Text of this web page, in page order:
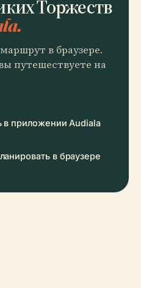
Торжеств
в браузере.
путешествуете на
в приложении Audiala
в браузере